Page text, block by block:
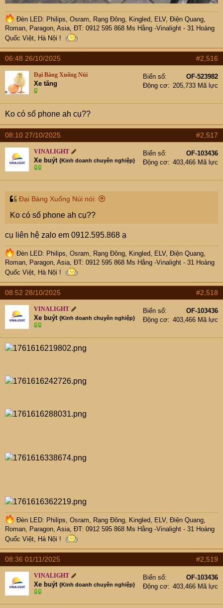
Đèn LED: Philips, Osram, Rạng Đông, Kingled, ELV, Điện Quang,
Roman, Paragon, Asia, ĐT: 0912 595 868 Ms Hằng -Vinalight - 31 Hoàng
Quốc Việt, Hà Nội !
06:48 26/10/2025 #2,516
Đại Bàng Xuống Núi
Xe tăng
Biển số
OF-523982
Động cơ
205,733 Mã lực
Ko có số phone ah cụ??
08:10 27/10/2025 #2,517
VINALIGHT
Xe buýt {Kinh doanh chuyên nghiệp}
Biển số
OF-103436
Động cơ
403,466 Mã lực
Đại Bàng Xuống Núi nói:
Ko có số phone ah cụ??
cụ liên hệ zalo em 0912.595.868 ạ
Đèn LED: Philips, Osram, Rạng Đông, Kingled, ELV, Điện Quang,
Roman, Paragon, Asia, ĐT: 0912 595 868 Ms Hằng -Vinalight - 31 Hoàng
Quốc Việt, Hà Nội !
08:52 28/10/2025 #2,518
VINALIGHT
Xe buýt {Kinh doanh chuyên nghiệp}
Biển số
OF-103436
Động cơ
403,466 Mã lực
Đèn LED: Philips, Osram, Rạng Đông, Kingled, ELV, Điện Quang,
Roman, Paragon, Asia, ĐT: 0912 595 868 Ms Hằng -Vinalight - 31 Hoàng
Quốc Việt, Hà Nội !
08:36 01/11/2025 #2,519
VINALIGHT
Xe buýt {Kinh doanh chuyên nghiệp}
Biển số
OF-103436
Động cơ
403,466 Mã lực